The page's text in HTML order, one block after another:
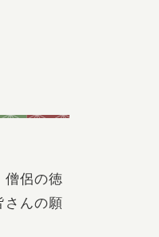
僧侶の徳
さんの願